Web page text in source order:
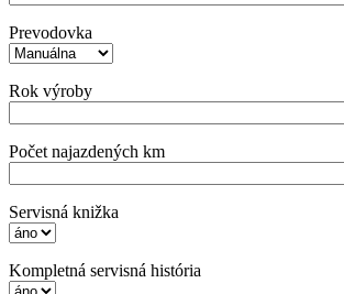
Prevodovka
Rok výroby
Počet najazdených km
Servisná knižka
Kompletná servisná história